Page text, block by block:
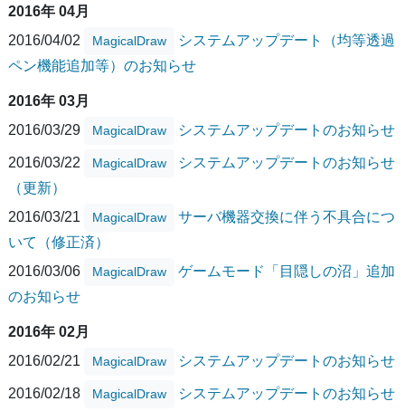
2016年 04月
2016/04/02
MagicalDraw
システムアップデート（均等透過
ペン機能追加等）のお知らせ
2016年 03月
2016/03/29
MagicalDraw システムアップデートのお知らせ
2016/03/22 MagicalDraw
システムアップデートのお知らせ
（更新）
2016/03/21
MagicalDraw
サーバ機器交換に伴う不具合につ
いて（修正済）
2016/03/06
MagicalDraw
ゲームモード「目隠しの沼」追加
のお知らせ
2016年 02月
2016/02/21
MagicalDraw システムアップデートのお知らせ
2016/02/18 MagicalDraw
システムアップデートのお知らせ